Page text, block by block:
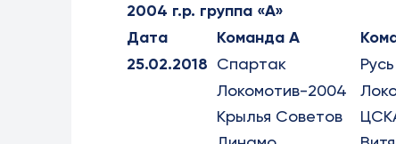
2004 г.р. группа «А»
Дата
Команда А
25.02.2018 Спартак Русь
Локомотив-2004
Крылья Советов